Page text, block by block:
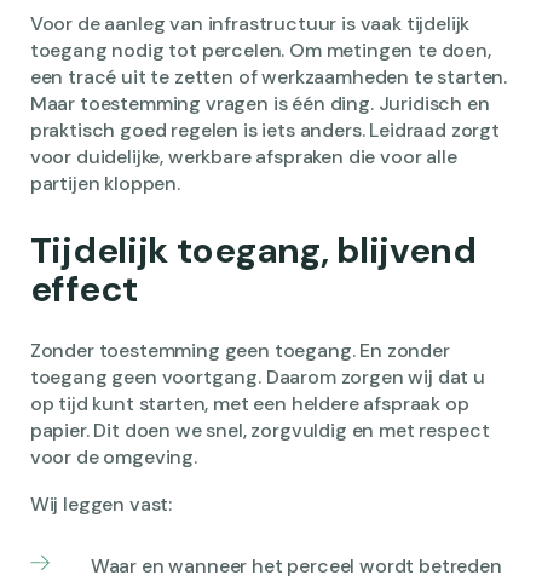
Voor de aanleg van infrastructuur is vaak tijdelijk
toegang nodig tot percelen. Om metingen te doen,
een tracé uit te zetten of werkzaamheden te starten.
Maar toestemming vragen is één ding. Juridisch en
praktisch goed regelen is iets anders. Leidraad zorgt
voor duidelijke, werkbare afspraken die voor alle
partijen kloppen.
Tijdelijk toegang, blijvend
effect
Zonder toestemming geen toegang. En zonder
toegang geen voortgang. Daarom zorgen wij dat u
op tijd kunt starten, met een heldere afspraak op
papier. Dit doen we snel, zorgvuldig en met respect
voor de omgeving.
Wij leggen vast:
Waar en wanneer het perceel wordt betreden